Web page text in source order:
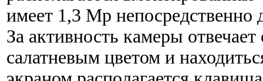
имеет 1,3 Mp непосредственно
За активность камеры
салатневым цветом и